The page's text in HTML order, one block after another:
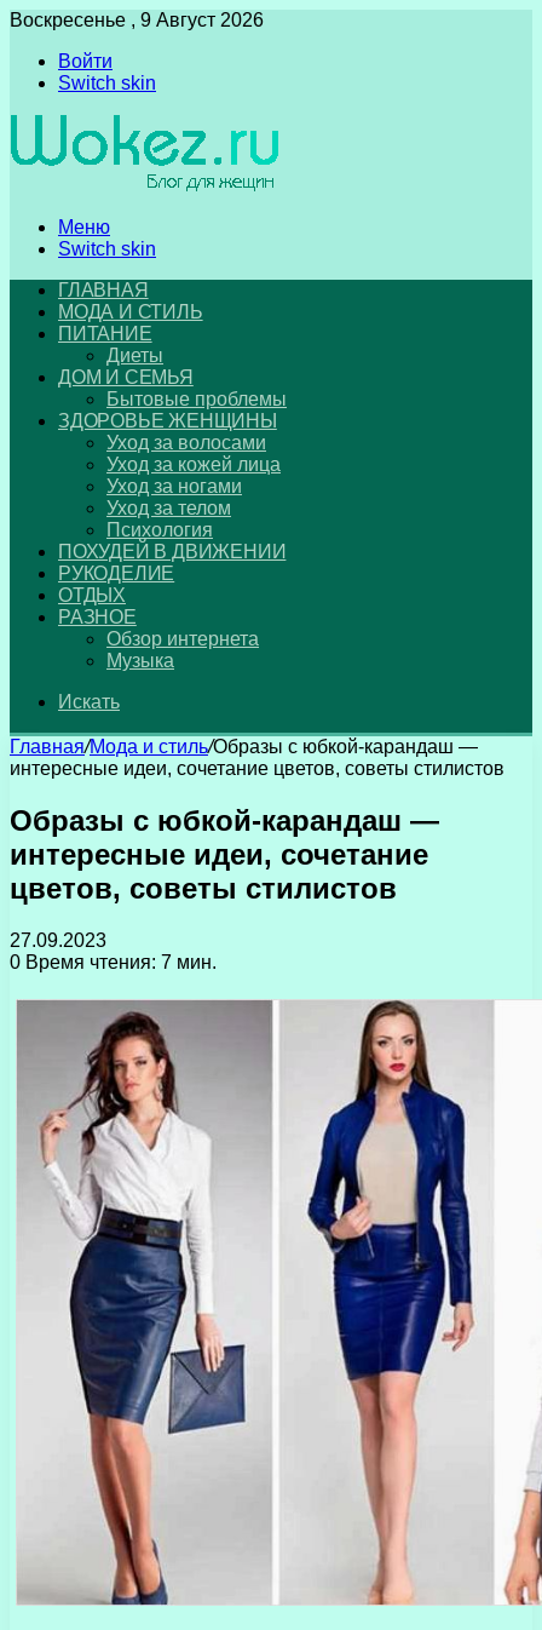
Воскресенье , 9 Август 2026
Войти
Switch skin
Меню
Switch skin
ГЛАВНАЯ
МОДА И СТИЛЬ
ПИТАНИЕ
Диеты
ДОМ И СЕМЬЯ
Бытовые проблемы
ЗДОРОВЬЕ ЖЕНЩИНЫ
Уход за волосами
Уход за кожей лица
Уход за ногами
Уход за телом
Психология
ПОХУДЕЙ В ДВИЖЕНИИ
РУКОДЕЛИЕ
ОТДЫХ
РАЗНОЕ
Обзор интернета
Музыка
Искать
Главная/Мода и стиль/Образы с юбкой-карандаш —
интересные идеи, сочетание цветов, советы стилистов
Образы с юбкой-карандаш —
интересные идеи, сочетание
цветов, советы стилистов
27.09.2023
0 Время чтения: 7 мин.